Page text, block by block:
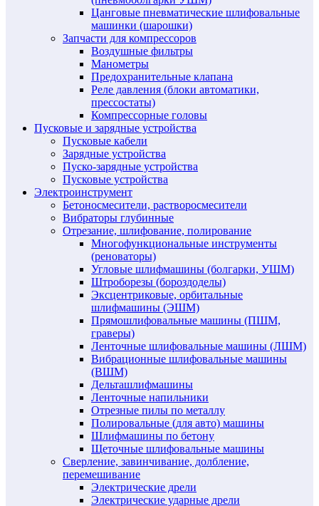
Цанговые пневматические шлифовальные
машинки (шарошки)
Запчасти для компрессоров
Воздушные фильтры
Манометры
Предохранительные клапана
Реле давления (блоки автоматики,
прессостаты)
Компрессорные головы
Пусковые и зарядные устройства
Пусковые кабели
Зарядные устройства
Пуско-зарядные устройства
Пусковые устройства
Электроинструмент
Бетоносмесители, растворосмесители
Вибраторы глубинные
Отрезание, шлифование, полирование
Многофункциональные инструменты
(реноваторы)
Угловые шлифмашины (болгарки, УШМ)
Штроборезы (бороздоделы)
Эксцентриковые, орбитальные
шлифмашины (ЭШМ)
Прямошлифовальные машины (ПШМ,
граверы)
Ленточные шлифовальные машины (ЛШМ)
Вибрационные шлифовальные машины
(ВШМ)
Дельташлифмашины
Ленточные напильники
Отрезные пилы по металлу
Полировальные (для авто) машины
Шлифмашины по бетону
Щеточные шлифовальные машины
Сверление, завинчивание, долбление,
перемешивание
Электрические дрели
Электрические ударные дрели